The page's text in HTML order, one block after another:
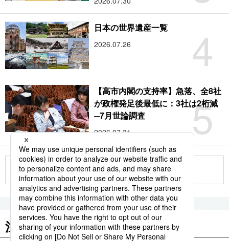
4
日本の世界遺産一覧
2026.07.26
5
【高市内閣の支持率】急落、全8社
が政権発足後最低に：3社は2桁減
─7月世論調査
2026.07.31
もっと見る
注目のキーワード